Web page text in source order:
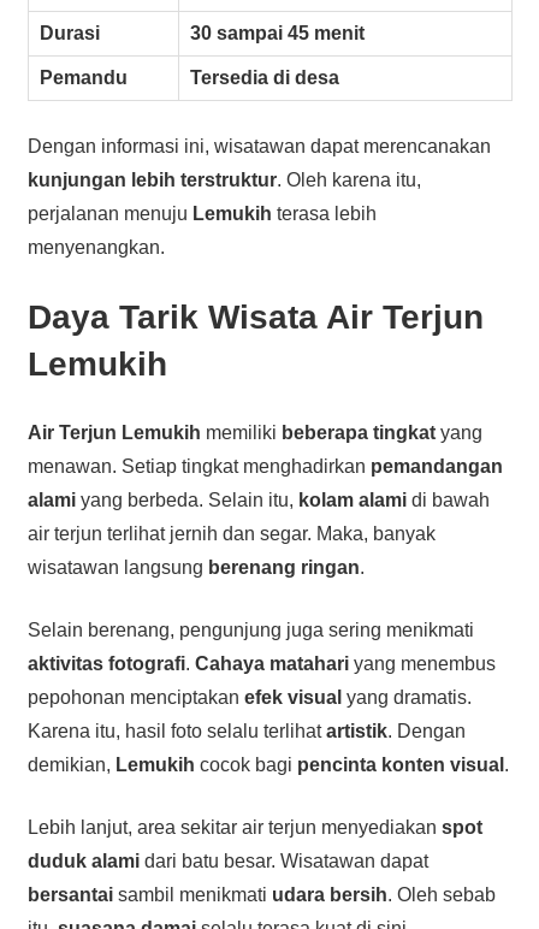
Durasi 30 sampai 45 menit
Pemandu Tersedia di desa
Dengan informasi ini, wisatawan dapat merencanakan
kunjungan lebih terstruktur. Oleh karena itu,
perjalanan menuju Lemukih terasa lebih
menyenangkan.
Daya Tarik Wisata Air Terjun
Lemukih
Air Terjun Lemukih memiliki beberapa tingkatyang
menawan. Setiap tingkat menghadirkan pemandangan
alamiyang berbeda. Selain itu, kolam alamidi bawah
air terjun terlihat jernih dan segar. Maka, banyak
wisatawan langsung berenang ringan.
Selain berenang, pengunjung juga sering menikmati
aktivitas fotografi. Cahaya matahariyang menembus
pepohonan menciptakan efek visual yang dramatis.
Karena itu, hasil foto selalu terlihatartistik. Dengan
demikian, Lemukih cocok bagi pencinta konten visual .
Lebih lanjut, area sekitar air terjun menyediakan spot
duduk alamidari batu besar. Wisatawan dapat
bersantaisambil menikmati udara bersih. Oleh sebab